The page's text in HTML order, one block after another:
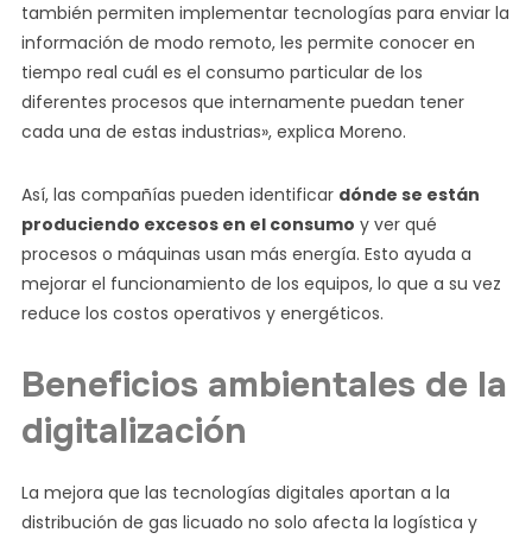
también permiten implementar tecnologías para enviar la
información de modo remoto, les permite conocer en
tiempo real cuál es el consumo particular de los
diferentes procesos que internamente puedan tener
cada una de estas industrias», explica Moreno.
Así, las compañías pueden identificar dónde se están
produciendo excesos en el consumo y ver qué
procesos o máquinas usan más energía. Esto ayuda a
mejorar el funcionamiento de los equipos, lo que a su vez
reduce los costos operativos y energéticos.
Beneficios ambientales de la
digitalización
La mejora que las tecnologías digitales aportan a la
distribución de gas licuado no solo afecta la logística y